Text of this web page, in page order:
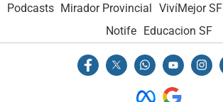
Podcasts Mirador Provincial VivíMejor SF
Notife Educacion SF